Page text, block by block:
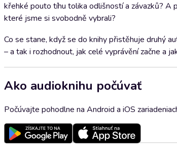
křehké pouto tíhu tolika odlišností a závazků? A
které jsme si svobodně vybrali?
Co se stane, když se do knihy přistěhuje druhý
– a tak i rozhodnout, jak celé vyprávění začne a
Ako audioknihu počúvať
Počúvajte pohodlne na Android a iOS